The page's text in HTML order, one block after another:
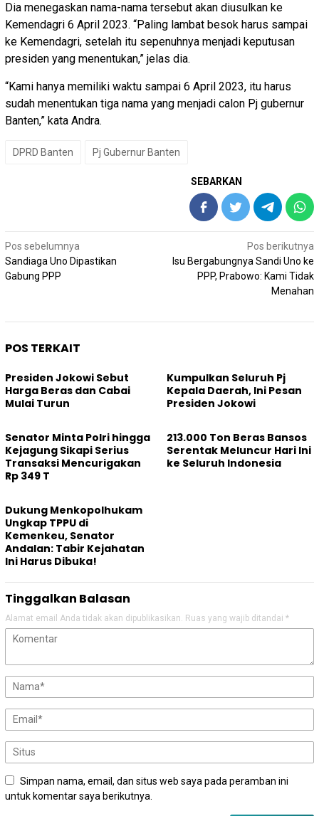
Dia menegaskan nama-nama tersebut akan diusulkan ke
Kemendagri 6 April 2023. “Paling lambat besok harus sampai
ke Kemendagri, setelah itu sepenuhnya menjadi keputusan
presiden yang menentukan,” jelas dia.
“Kami hanya memiliki waktu sampai 6 April 2023, itu harus
sudah menentukan tiga nama yang menjadi calon Pj gubernur
Banten,” kata Andra.
DPRD Banten Pj Gubernur Banten
SEBARKAN
Navigasi
pos
Pos sebelumnya
Sandiaga Uno Dipastikan
Gabung PPP
Pos berikutnya
Isu Bergabungnya Sandi Uno ke
PPP, Prabowo: Kami Tidak
Menahan
POS TERKAIT
Presiden Jokowi Sebut
Harga Beras dan Cabai
Mulai Turun
Kumpulkan Seluruh Pj
Kepala Daerah, Ini Pesan
Presiden Jokowi
Senator Minta Polri hingga
Kejagung Sikapi Serius
Transaksi Mencurigakan
Rp 349 T
213.000 Ton Beras Bansos
Serentak Meluncur Hari Ini
ke Seluruh Indonesia
Dukung Menkopolhukam
Ungkap TPPU di
Kemenkeu, Senator
Andalan: Tabir Kejahatan
Ini Harus Dibuka!
Tinggalkan Balasan
Alamat email Anda tidak akan dipublikasikan. Ruas yang wajib ditandai *
Simpan nama, email, dan situs web saya pada peramban ini
untuk komentar saya berikutnya.